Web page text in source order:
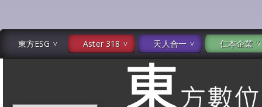
東方ESG Aster 318 天人合一 仁本企業